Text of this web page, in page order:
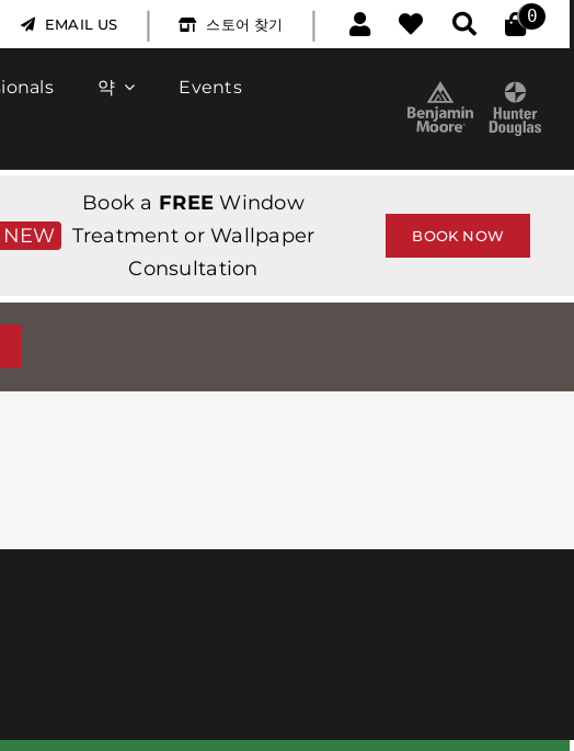
EMAIL US | 스토어 찾기 | 0
약 Events
NEW
Book a FREE Window
Treatment or Wallpaper
Consultation
BOOK NOW